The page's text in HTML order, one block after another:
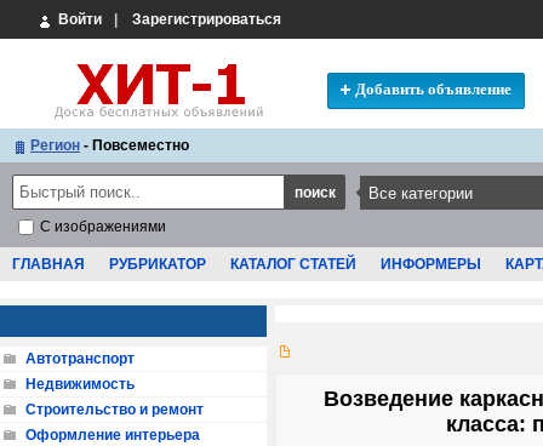
Войти Зарегистрироваться
Добавить объявление
Регион - Повсеместно
С изображениями
ГЛАВНАЯ РУБРИКАТОР КАТАЛОГ СТАТЕЙ ИНФОРМЕРЫ
Возведение
класса:
Автотранспорт
Недвижимость
Строительство и ремонт
Оформление интерьера